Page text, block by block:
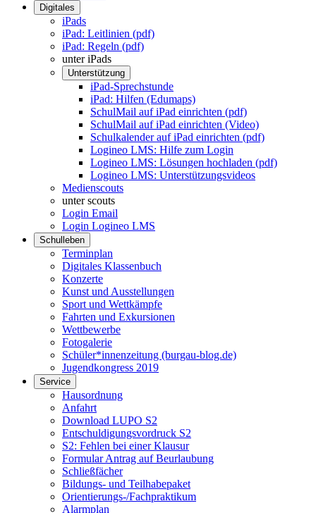
Digitales
iPads
iPad: Leitlinien (pdf)
iPad: Regeln (pdf)
unter iPads
Unterstützung
iPad-Sprechstunde
iPad: Hilfen (Edumaps)
SchulMail auf iPad einrichten (pdf)
SchulMail auf iPad einrichten (Video)
Schulkalender auf iPad einrichten (pdf)
Logineo LMS: Hilfe zum Login
Logineo LMS: Lösungen hochladen (pdf)
Logineo LMS: Unterstützungsvideos
Medienscouts
unter scouts
Login Email
Login Logineo LMS
Schulleben
Terminplan
Digitales Klassenbuch
Konzerte
Kunst und Ausstellungen
Sport und Wettkämpfe
Fahrten und Exkursionen
Wettbewerbe
Fotogalerie
Schüler*innenzeitung (burgau-blog.de)
Jugendkongress 2019
Service
Hausordnung
Anfahrt
Download LUPO S2
Entschuldigungsvordruck S2
S2: Fehlen bei einer Klausur
Formular Antrag auf Beurlaubung
Schließfächer
Bildungs- und Teilhabepaket
Orientierungs-/Fachpraktikum
Alarmplan